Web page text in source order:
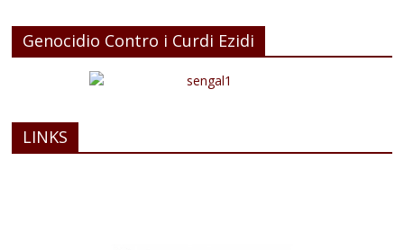
Genocidio Contro i Curdi Ezidi
LINKS